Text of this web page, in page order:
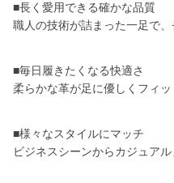
■長く愛用できる確かな品質
職人の技術が詰まった一足で、
■毎日履きたくなる快適さ
柔らかな革が足に優しくフィ
■様々なスタイルにマッチ
ビジネスシーンからカジュアル